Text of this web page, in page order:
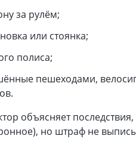
за рулём;
или стоянка;
полиса;
пешеходами,
объясняет
но штраф не